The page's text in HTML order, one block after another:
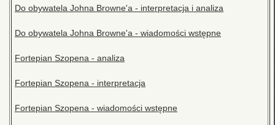
Do obywatela Johna Browne'a - interpretacja i analiza
Do obywatela Johna Browne'a - wiadomości wstępne
Fortepian Szopena - analiza
Fortepian Szopena - interpretacja
Fortepian Szopena - wiadomości wstępne